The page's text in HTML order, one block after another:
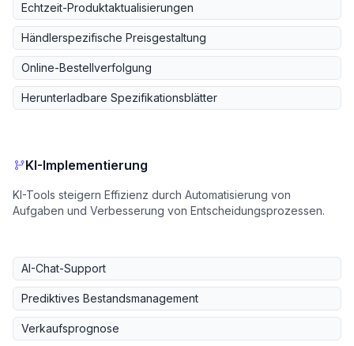
Echtzeit-Produktaktualisierungen
Händlerspezifische Preisgestaltung
Online-Bestellverfolgung
Herunterladbare Spezifikationsblätter
KI-Implementierung
KI-Tools steigern Effizienz durch Automatisierung von
Aufgaben und Verbesserung von Entscheidungsprozessen.
AI-Chat-Support
Prediktives Bestandsmanagement
Verkaufsprognose